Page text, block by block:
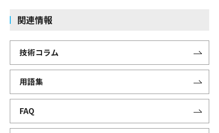
関連情報
技術コラム
用語集
FAQ